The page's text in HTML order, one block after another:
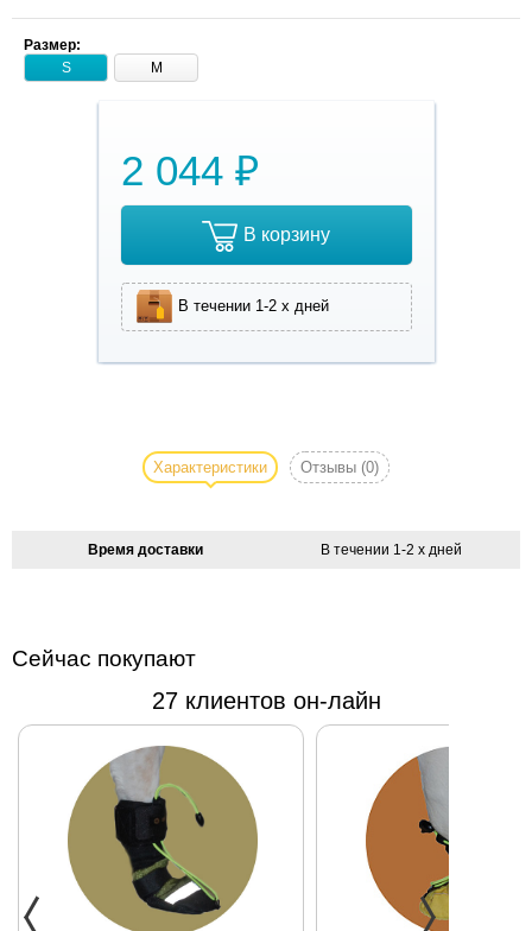
Размер:
S
M
2 044 ₽
В корзину
В течении 1-2 х дней
Drop "Золотая
модниц.
Лицевая
выполнена из
внутренняя
сторона - из
натуральной.
Красивый и
изысканный
Характеристики Отзывы (0)
Время доставки В течении 1-2 х дней
Сейчас покупают
27 клиентов он-лайн